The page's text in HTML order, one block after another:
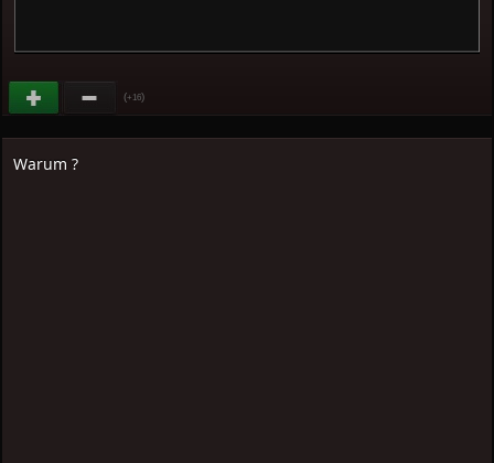
(+16)
Warum ?